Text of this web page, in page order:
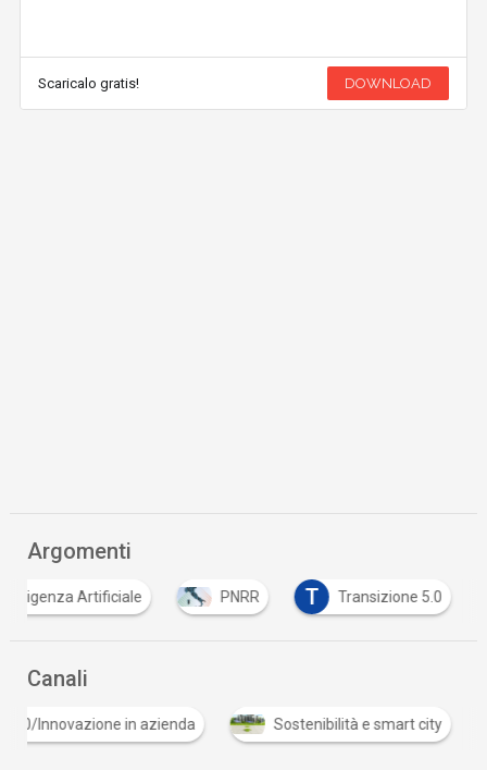
Scaricalo gratis! DOWNLOAD
Argomenti
Artificiale PNRR T Transizione 5.0
Canali
Industria 5.0/Innovazione in azienda Sostenibilità